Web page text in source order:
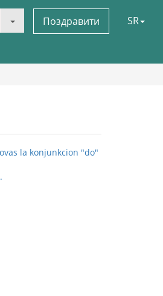
Поздравити SR
la konjunkcion "do"